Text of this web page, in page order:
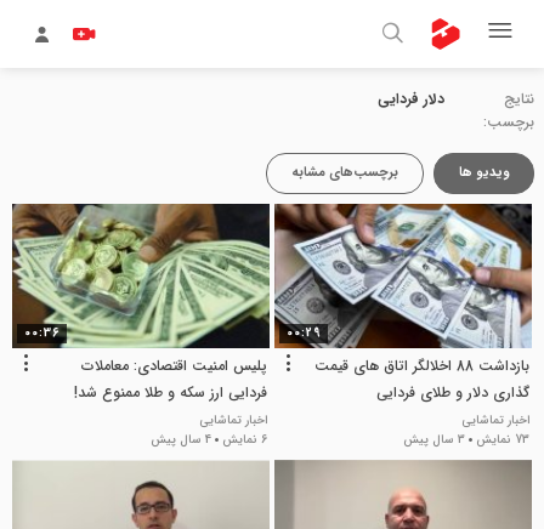
نتایج
برچسب:
دلار فردایی
ویدیو ها برچسب‌های مشابه
00:29
بازداشت 88 اخلالگر اتاق های قیمت
گذاری دلار و طلای فردایی
اخبار تماشایی
73 نمایش
3 سال پیش
00:36
پلیس امنیت اقتصادی: معاملات
فردایی ارز سکه و طلا ممنوع شد!
اخبار تماشایی
6 نمایش
4 سال پیش